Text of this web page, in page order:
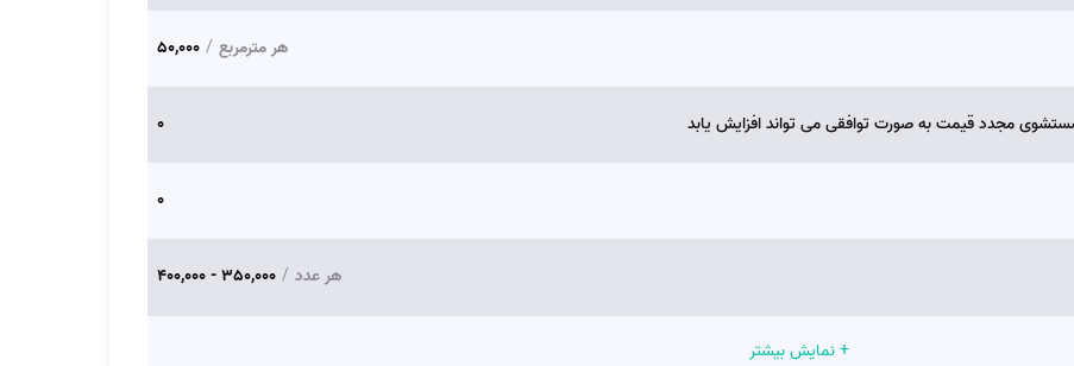
هر مترمربع /
50,000
مجدد قیمت به صورت توافقی می تواند افزایش یابد 0
0
هر عدد /
350,000 - 400,000
+ نمایش بیشتر